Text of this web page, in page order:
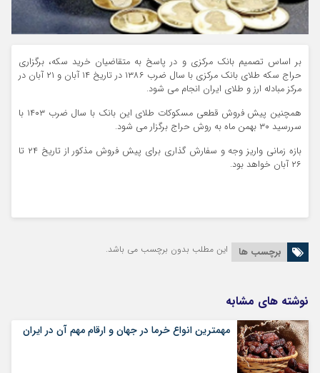
بر اساس تصمیم بانک مرکزی و در پاسخ به متقاضیان خرید سکه، برگزاری
حراج سکه طلای بانک مرکزی با سال ضرب ۱۳۸۶ در تاریخ ۱۴ آبان و ۲۱ آبان در
مرکز مبادله ارز و طلای ایران انجام می شود.
همچنین پیش فروش قطعی مسکوکات طلای این بانک با سال ضرب ۱۴۰۳ با
سررسید ۳۰ بهمن ماه به روش حراج برگزار می شود.
بازه زمانی واریز وجه و سفارش گذاری برای پیش فروش مذکور از تاریخ ۲۴ تا
۲۶ آبان خواهد بود.
برچسب ها این مطلب بدون برچسب می باشد.
نوشته های مشابه
مهمترین انواع خرما در جهان و ارقام مهم آن در ایران